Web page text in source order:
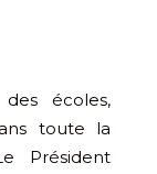
écoles,
toute la
Président